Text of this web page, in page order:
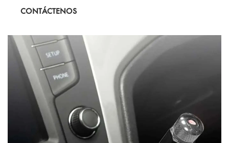
piernas ofrecen aislamiento a prueba de viento, impermeable y
CONTÁCTENOS